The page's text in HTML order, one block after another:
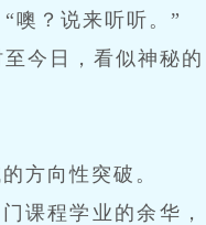
噢？说来听听。”
今日，看似神秘的
方向性突破。
课程学业的余华，